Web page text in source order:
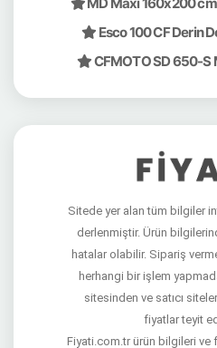
Esco 100 CF Derin
CFMOTO SD 650-S
Sitede yer alan tüm bilgiler
derlenmiştir. Ürün
hatalar olabilir. Sipariş
herhangi bir işlem
sitesinden ve satıcı
fiyatlar teyit
Fiyati.com.tr ürün bilgileri ve